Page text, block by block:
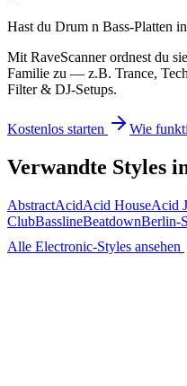
Hast du Drum n Bass-Platten
Mit RaveScanner ordnest du
Familie zu — z.B. Trance,
Filter & DJ-Setups.
Kostenlos starten Wie
Verwandte Styles
AbstractAcidAcid HouseAcid
ClubBasslineBeatdownBerlin-
Alle Electronic-Styles ansehen